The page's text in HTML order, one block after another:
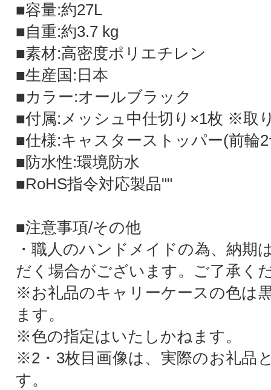
■容量:約27L
■自重:約3.7 kg
■素材:高密度ポリエチレン
■生産国:日本
■カラー:オールブラック
■付属:メッシュ中仕切り×1枚 ※取
■仕様:キャスターストッパー(前輪
■防水性:環境防水
■RoHS指令対応製品""
■注意事項/その他
・職人のハンドメイドの為、納期
だく場合がございます。ご了承く
※お礼品のキャリーケースの色は
ます。
※色の指定はいたしかねます。
※2・3枚目画像は、実際のお礼品
す。